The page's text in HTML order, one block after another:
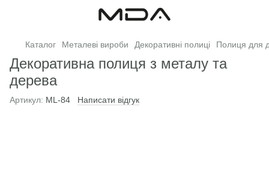
Каталог Металеві вироби Декоративні полиці Полиця для
Декоративна полиця з металу та
дерева
Артикул: ML-84 Написати відгук